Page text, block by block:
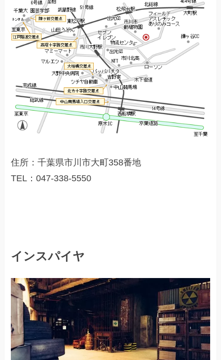
住所：千葉県市川市大町358番地
TEL：047-338-5550
インスパイヤ